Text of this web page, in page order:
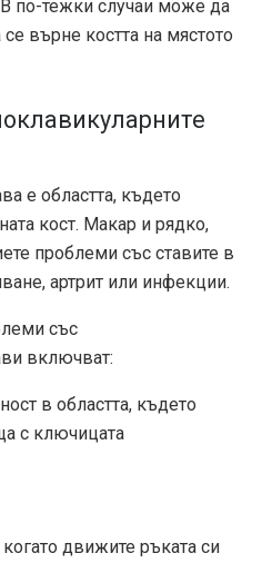
В по-тежки случаи може да
върне костта на мястото
е областта, където
кост. Макар и рядко,
проблеми със ставите в
артрит или инфекции.
със
включват:
в областта, където
с ключицата
движите ръката си